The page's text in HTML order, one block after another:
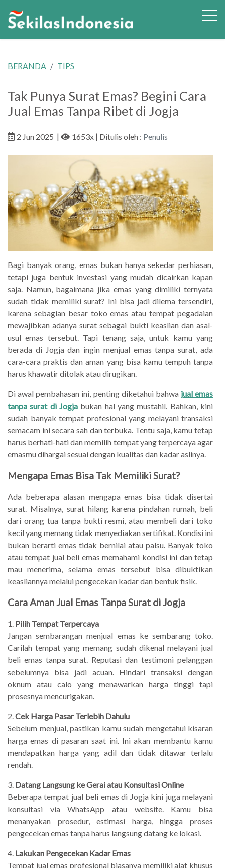
BERANDA TIPS
Tak Punya Surat Emas? Begini Cara
Jual Emas Tanpa Ribet di Jogja
2 Jun 2025 | 1653x | Ditulis oleh : Penulis
Bagi banyak orang, emas bukan hanya sekedar perhiasan,
tetapi juga bentuk investasi yang mudah dicairkan kapan
saja. Namun, bagaimana jika emas yang dimiliki ternyata
sudah tidak memiliki surat? Ini bisa jadi dilema tersendiri,
karena sebagian besar toko emas atau tempat pegadaian
mewajibkan adanya surat sebagai bukti keaslian dan asal-
usul emas tersebut. Tapi tenang saja, untuk kamu yang
berada di Jogja dan ingin menjual emas tanpa surat, ada
cara-cara praktis dan aman yang bisa kamu tempuh tanpa
harus khawatir ditolak atau dirugikan.
Di awal pembahasan ini, penting diketahui bahwa jual emas
tanpa surat di Jogja bukan hal yang mustahil. Bahkan, kini
sudah banyak tempat profesional yang melayani transaksi
semacam ini secara sah dan terbuka. Tentu saja, kamu tetap
harus berhati-hati dan memilih tempat yang terpercaya agar
emasmu dihargai sesuai dengan kualitas dan kadar aslinya.
Mengapa Emas Bisa Tak Memiliki Surat?
Ada beberapa alasan mengapa emas bisa tidak disertai
surat. Misalnya, surat hilang karena pindahan rumah, beli
dari orang tua tanpa bukti resmi, atau membeli dari toko
kecil yang memang tidak menyediakan sertifikat. Kondisi ini
bukan berarti emas tidak bernilai atau palsu. Banyak toko
atau tempat jual beli emas memahami kondisi ini dan tetap
mau menerima, selama emas tersebut bisa dibuktikan
keasliannya melalui pengecekan kadar dan bentuk fisik.
Cara Aman Jual Emas Tanpa Surat di Jogja
1. Pilih Tempat Terpercaya
Jangan sembarangan menjual emas ke sembarang toko.
Carilah tempat yang memang sudah dikenal melayani jual
beli emas tanpa surat. Reputasi dan testimoni pelanggan
sebelumnya bisa jadi acuan. Hindari transaksi dengan
oknum atau calo yang menawarkan harga tinggi tapi
prosesnya mencurigakan.
2.Cek Harga Pasar Terlebih Dahulu
Sebelum menjual, pastikan kamu sudah mengetahui kisaran
harga emas di pasaran saat ini. Ini akan membantu kamu
mendapatkan harga yang adil dan tidak ditawar terlalu
rendah.
3. Datang Langsung ke Gerai atau Konsultasi Online
Beberapa tempat jual beli emas di Jogja kini juga melayani
konsultasi via WhatsApp atau website. Kamu bisa
menanyakan prosedur, estimasi harga, hingga proses
pengecekan emas tanpa harus langsung datang ke lokasi.
4. Lakukan Pengecekan Kadar Emas
Tempat jual emas profesional biasanya memiliki alat khusus